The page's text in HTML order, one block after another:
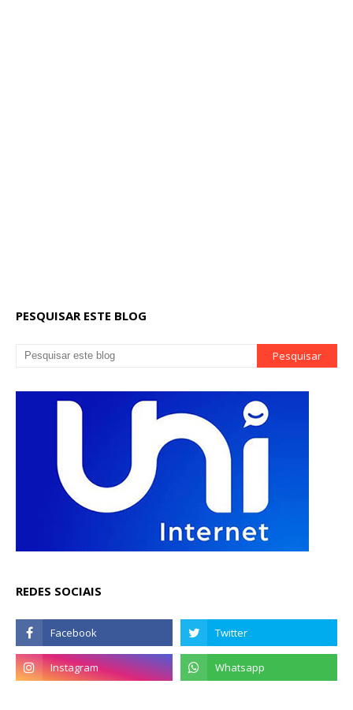
PESQUISAR ESTE BLOG
REDES SOCIAIS